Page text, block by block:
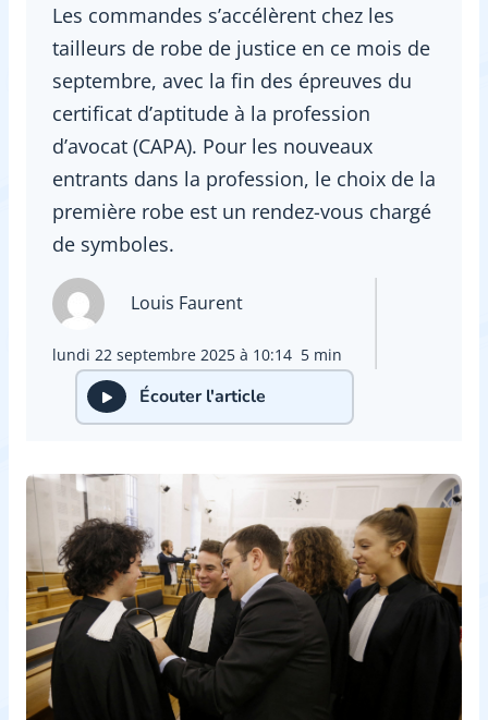
Les commandes s’accélèrent chez les
tailleurs de robe de justice en ce mois de
septembre, avec la fin des épreuves du
certificat d’aptitude à la profession
d’avocat (CAPA). Pour les nouveaux
entrants dans la profession, le choix de la
première robe est un rendez-vous chargé
de symboles.
Louis Faurent
lundi 22 septembre 2025 à 10:14 5 min
Écouter l'article